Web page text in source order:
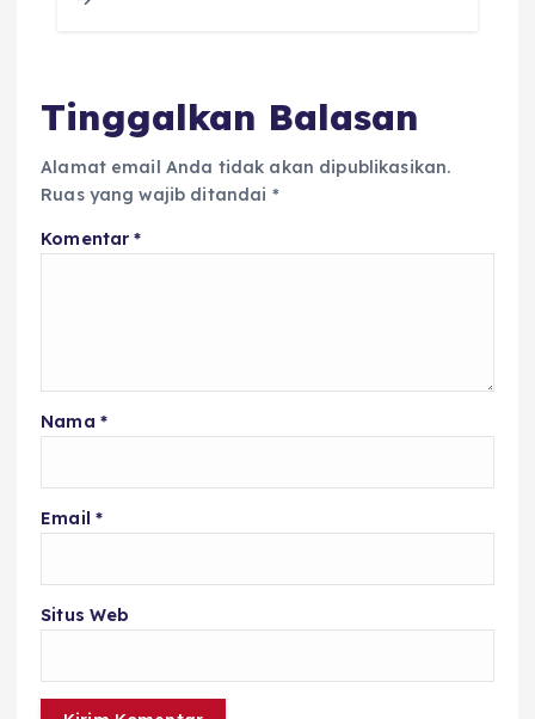
Tinggalkan Balasan
Alamat email Anda tidak akan dipublikasikan.
Ruas yang wajib ditandai *
Komentar*
Nama *
Email *
Situs Web